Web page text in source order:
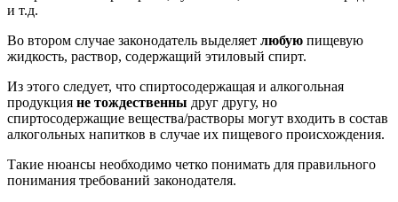
и т.д.
Во втором случае законодатель выделяет любую пищевую
жидкость, раствор, содержащий этиловый спирт.
Из этого следует, что спиртосодержащая и алкогольная
продукция не тождественны друг другу, но
спиртосодержащие вещества/растворы могут входить в состав
алкогольных напитков в случае их пищевого происхождения.
Такие нюансы необходимо четко понимать для правильного
понимания требований законодателя.